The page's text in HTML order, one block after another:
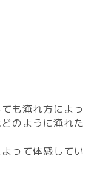
も淹れ方によっ
のように淹れた
って体感してい